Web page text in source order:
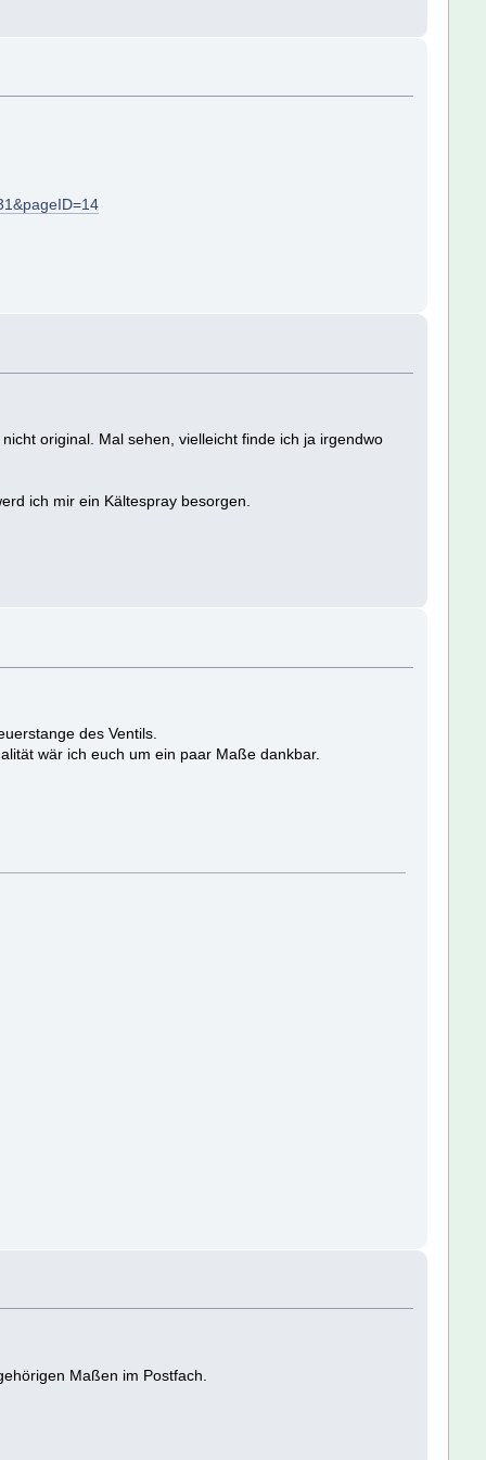
original. Mal sehen, vielleicht finde ich ja irgendwo
ich mir ein Kältespray besorgen.
des Ventils.
wär ich euch um ein paar Maße dankbar.
Maßen im Postfach.